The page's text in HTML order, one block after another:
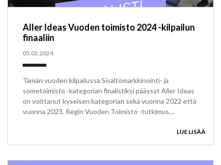
Aller Ideas Vuoden toimisto 2024 -kilpailun
finaaliin
05.02.2024
Tämän vuoden kilpailussa Sisältömarkkinointi- ja
sometoimisto -kategorian finalistiksi päässyt Aller Ideas
on voittanut kyseisen kategorian sekä vuonna 2022 että
vuonna 2023. Regin Vuoden Toimisto -tutkimus…
LUE LISÄÄ